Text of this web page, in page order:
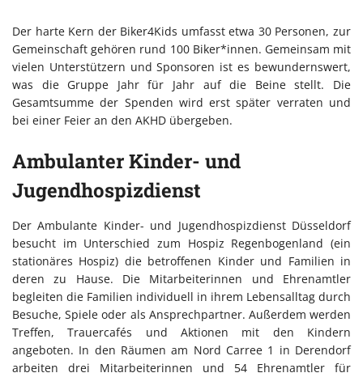
Der harte Kern der Biker4Kids umfasst etwa 30 Personen, zur
Gemeinschaft gehören rund 100 Biker*innen. Gemeinsam mit
vielen Unterstützern und Sponsoren ist es bewundernswert,
was die Gruppe Jahr für Jahr auf die Beine stellt. Die
Gesamtsumme der Spenden wird erst später verraten und
bei einer Feier an den AKHD übergeben.
Ambulanter Kinder- und
Jugendhospizdienst
Der Ambulante Kinder- und Jugendhospizdienst Düsseldorf
besucht im Unterschied zum Hospiz Regenbogenland (ein
stationäres Hospiz) die betroffenen Kinder und Familien in
deren zu Hause. Die Mitarbeiterinnen und Ehrenamtler
begleiten die Familien individuell in ihrem Lebensalltag durch
Besuche, Spiele oder als Ansprechpartner. Außerdem werden
Treffen, Trauercafés und Aktionen mit den Kindern
angeboten. In den Räumen am Nord Carree 1 in Derendorf
arbeiten drei Mitarbeiterinnen und 54 Ehrenamtler für